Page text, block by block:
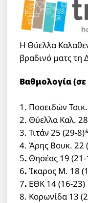
Η Θύελλα
βραδινό ματς τη
Βαθμολογία (σε
1. Ποσειδών
2. Θύελλα Καλ.
3. Τιτάν 25 (29-
4. Άρης Βουκ. 22
5. Θησέας 19
6. Ίκαρος Μ. 18
7. ΕΘΚ 14 (16-23)
8. Κορωνίδα 13